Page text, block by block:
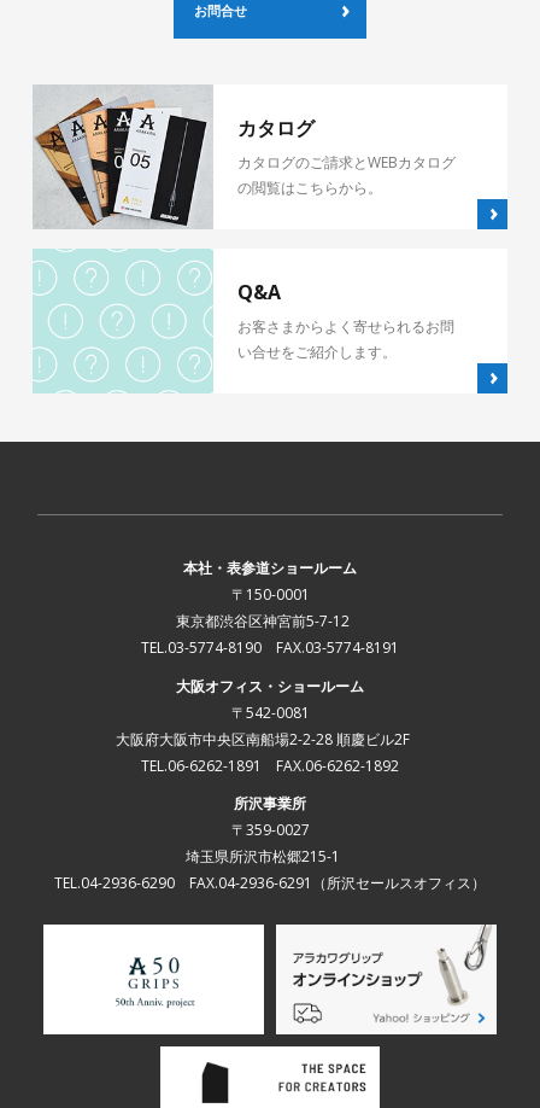
お問合せ
カタログ
カタログのご請求とWEBカタログ
の閲覧はこちらから。
Q&A
お客さまからよく寄せられるお問
い合せをご紹介します。
本社・表参道ショールーム
〒150-0001
東京都渋谷区神宮前5-7-12
TEL.03-5774-8190 FAX.03-5774-8191
大阪オフィス・ショールーム
〒542-0081
大阪府大阪市中央区南船場2-2-28 順慶ビル2F
TEL.06-6262-1891 FAX.06-6262-1892
所沢事業所
〒359-0027
埼玉県所沢市松郷215-1
TEL.04-2936-6290 FAX.04-2936-6291 （所沢セールスオフィス）